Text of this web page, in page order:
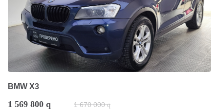
BMW X3
1 569 800 q 1 670 000 q